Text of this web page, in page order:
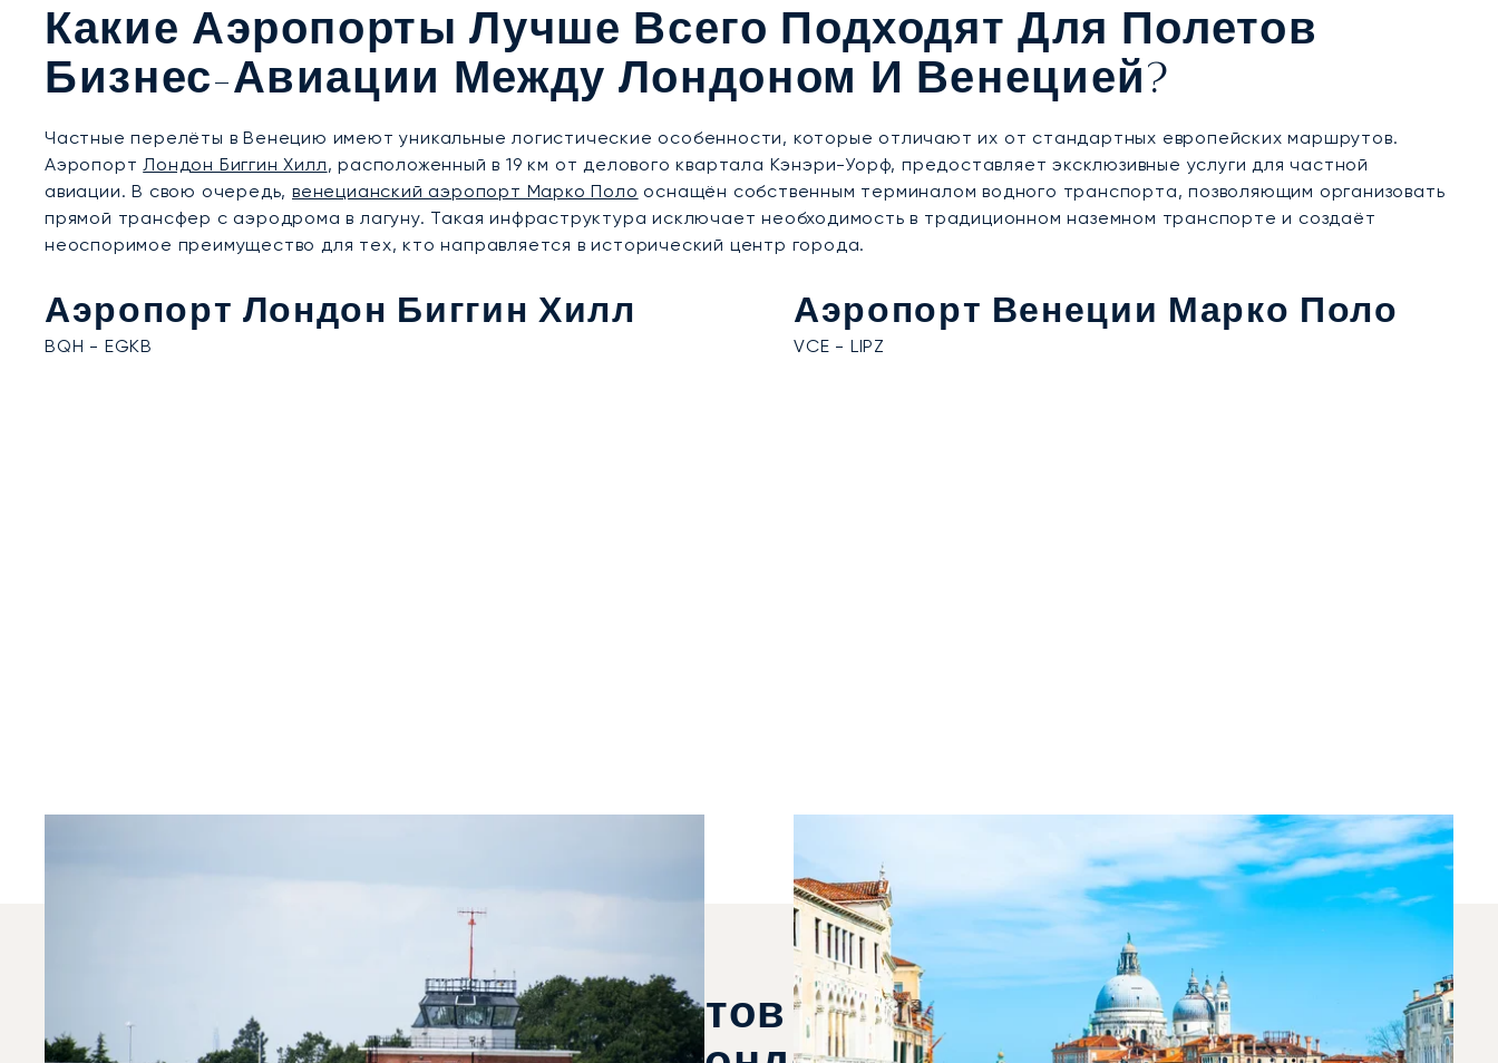
Какие Аэропорты Лучше Всего Подходят Для Полетов
Бизнес-Авиации Между Лондоном И Венецией?
Частные перелёты в Венецию имеют уникальные логистические особенности, которые отличают их от стандартных европейских маршрутов.
АэропортЛондон Биггин Хилл, расположенный в 19 км от делового квартала Кэнэри-Уорф, предоставляет эксклюзивные услуги для частной
авиации. В свою очередь,венецианский аэропорт Марко Поло оснащён собственным терминалом водного транспорта, позволяющим организовать
прямой трансфер с аэродрома в лагуну. Такая инфраструктура исключает необходимость в традиционном наземном транспорте и создаёт
неоспоримое преимущество для тех, кто направляется в исторический центр города.
Аэропорт Лондон Биггин Хилл
BQH - EGKB
Аэропорт Венеции Марко Поло
VCE - LIPZ
Какие Типы Бизнес-Джетов Можно Арендовать Для